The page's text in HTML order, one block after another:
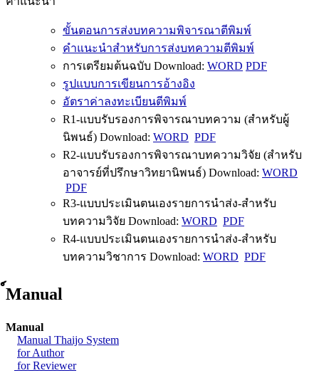
ขั้นตอนการส่งบทความพิจารณาตีพิมพ์
คำแนะนำสำหรับการส่งบทความตีพิมพ์
การเตรียมต้นฉบับ Download: WORD PDF
รูปแบบการเขียนการอ้างอิง
อัตราค่าลงทะเบียนตีพิมพ์
R1-แบบรับรองการพิจารณาบทความ (สำหรับผู้
นิพนธ์) Download: WORD PDF
R2-แบบรับรองการพิจารณาบทความวิจัย (สำหรับ
อาจารย์ที่ปรึกษาวิทยานิพนธ์) Download: WORD
PDF
R3-แบบประเมินตนเองรายการนำส่ง-สำหรับ
บทความวิจัย Download: WORD PDF
R4-แบบประเมินตนเองรายการนำส่ง-สำหรับ
บทความวิชาการ Download: WORD PDF
์Manual
Manual
Manual Thaijo System
for Author
for Reviewer